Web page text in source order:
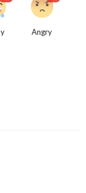
Angry